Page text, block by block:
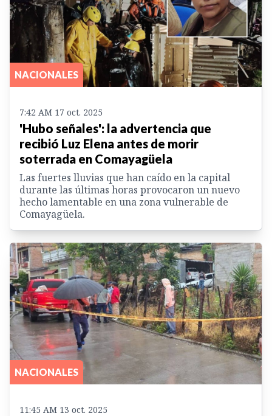
NACIONALES
7:42 AM 17 oct. 2025
'Hubo señales': la advertencia que
recibió Luz Elena antes de morir
soterrada en Comayagüela
Las fuertes lluvias que han caído en la capital
durante las últimas horas provocaron un nuevo
hecho lamentable en una zona vulnerable de
Comayagüela.
NACIONALES
11:45 AM 13 oct. 2025